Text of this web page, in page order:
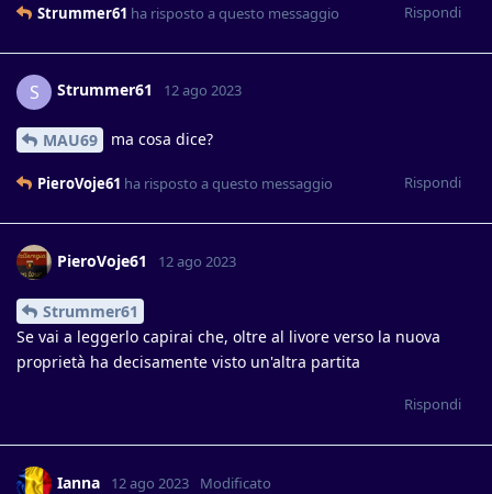
Rispondi
Strummer61 ha risposto a questo messaggio
S Strummer61 12 ago 2023
MAU69 ma cosa dice?
Rispondi
PieroVoje61 ha risposto a questo messaggio
PieroVoje61 12 ago 2023
Strummer61
Se vai a leggerlo capirai che, oltre al livore verso la nuova
proprietà ha decisamente visto un'altra partita
Rispondi
Ianna 12 ago 2023 Modificato